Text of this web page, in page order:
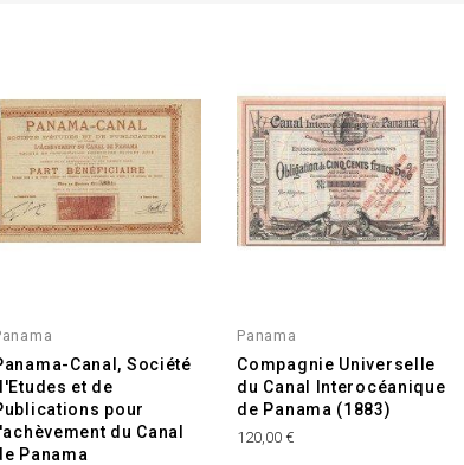
Canal, Société
et de
pour
l'achèvement du Canal
Panama
Panama
Compagnie Universelle
du Canal Interocéanique
de Panama (1883)
120,00 €